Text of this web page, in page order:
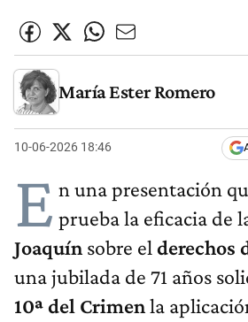
María Ester Romero
10-06-2026 18:46
E n una presentación
prueba la eficacia de
Joaquín sobre el derechos
una jubilada de 71 años
10ª del Crimenla